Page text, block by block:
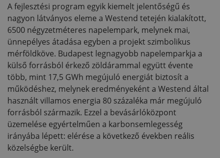
A fejlesztési program egyik kiemelt jelentőségű és
nagyon látványos eleme a Westend tetején kialakított,
6500 négyzetméteres napelempark, melynek mai,
ünnepélyes átadása egyben a projekt szimbolikus
mérföldköve. Budapest legnagyobb napelemparkja a
külső forrásból érkező zöldárammal együtt évente
több, mint 17,5 GWh megújuló energiát biztosít a
működéshez, melynek eredményeként a Westend által
használt villamos energia 80 százaléka már megújuló
forrásból származik. Ezzel a bevásárlóközpont
üzemelése egyértelműen a karbonsemlegesség
irányába lépett: elérése a következő években reális
közelségbe került.